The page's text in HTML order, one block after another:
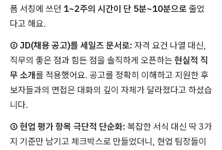
폼 서칭에 쓰던 1~2주의 시간이 단 5분~10분으로줄었
다고 해요.
② JD(채용 공고)를 세일즈 문서로: 자격 요건 나열 대신,
직무의 좋은 점과 힘든 점을 솔직하게 오픈하는 현실적 직
무 소개를 적용했어요. 공고를 정확히 이해하고 지원한 후
보자들과의 면접은 대화의 깊이 자체가 달라졌다고 하셨습
니다.
③ 현업 평가 항목 극단적 단순화: 복잡한 서식 대신 딱 3가
지 기준만 남기고 체크박스로 만들었더니, 현업 팀장들이